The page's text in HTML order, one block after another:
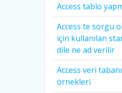
Access tablo
Access te sorgu
için kullanılan
dile ne ad verilir
Access veri
örnekleri